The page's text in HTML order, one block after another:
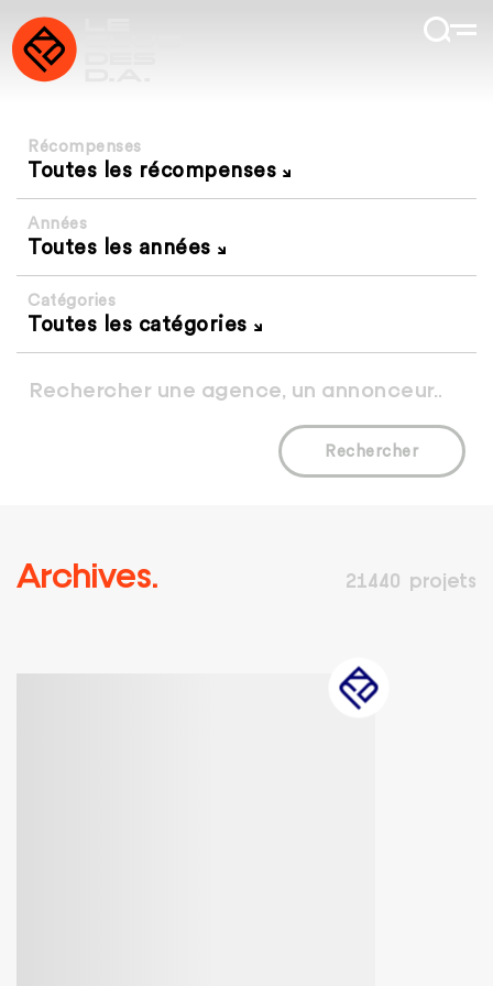
Récompenses
Toutes les récompenses
Années
Toutes les années
Catégories
Toutes les catégories
Rechercher
Archives. 21440 projets